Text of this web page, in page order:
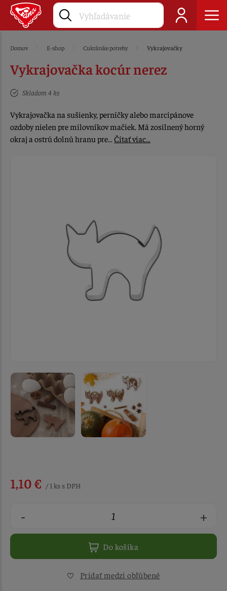
Domov E-shop Cukrárske potreby Vykrajovačky
Vykrajovačka kocúr nerez
Skladom 4 ks
Vykrajovačka na sušienky, perníčky alebo marcipánove
ozdoby nielen pre milovníkov mačiek. Má zosilnený horný
okraj a ostrú dolnú hranu pre… Čítať viac…
1,10 € / 1 ks s DPH
- +
Do košíka
Pridať medzi obľúbené